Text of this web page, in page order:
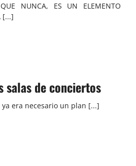
NUNCA, ES UN ELEMENTO
[...]
salas de conciertos
ya era necesario un plan [...]